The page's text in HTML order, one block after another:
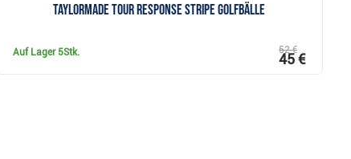
TaylorMade Tour Response Stripe Golfbälle
Auf Lager 5Stk. 52 €
45 €